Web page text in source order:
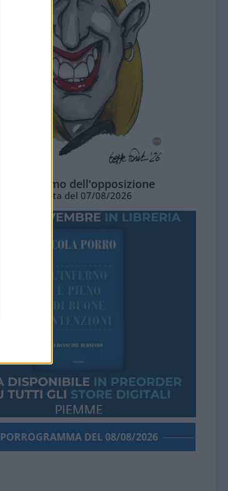
L'ottimismo dell'opposizione
Vignetta del 07/08/2026
PORROGRAMMA DEL 08/08/2026